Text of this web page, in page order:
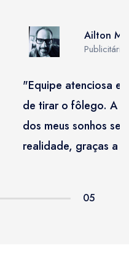
Ailton
Publicitário
"Equipe atenciosa e
de tirar o fôlego. A
dos meus sonhos se
realidade, graças a
05